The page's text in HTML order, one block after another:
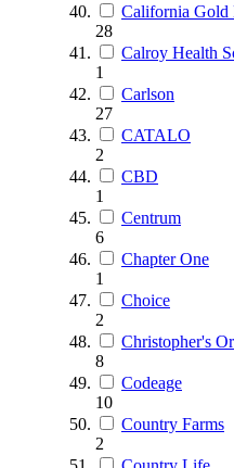
California Gold
28
Calroy Health
1
Carlson
27
CATALO
2
CBD
1
Centrum
6
Chapter One
1
Choice
2
Christopher's
8
Codeage
10
Country Farms
2